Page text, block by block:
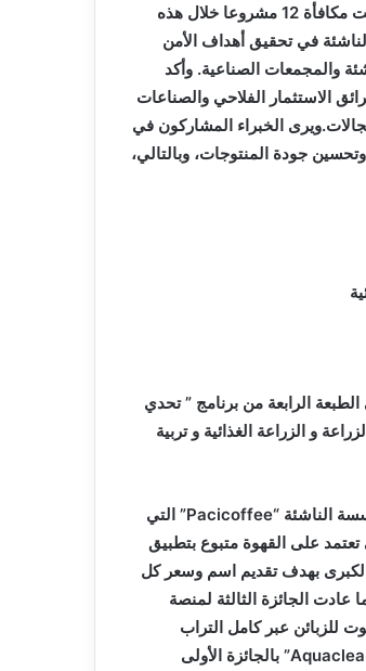
التي نظمت المسابقة هذه السنة تحت عنوان “الابتكار في خدمة الأمن الغذائي”.وتمت مكافأة 12 مشروعا خلال هذه
في تحقيق أهداف الأمن
والمجمعات الصناعية. وأكد
الاستثمار الفلاحي والصناعات
الخبراء المشاركون في
جودة المنتوجات، وبالتالي،
نهائي الطبعة الرابعة من برنامج ” تحدي
و الزراعة الغذائية و تربية
الناشئة “Pacicoffee” التي
على القهوة متبوع بتطبيق
بهدف تقديم اسم وسعر كل
عادت الجائزة الثالثة لمنصة
للزبائن عبر كامل التراب
” بالجائزة الأولى